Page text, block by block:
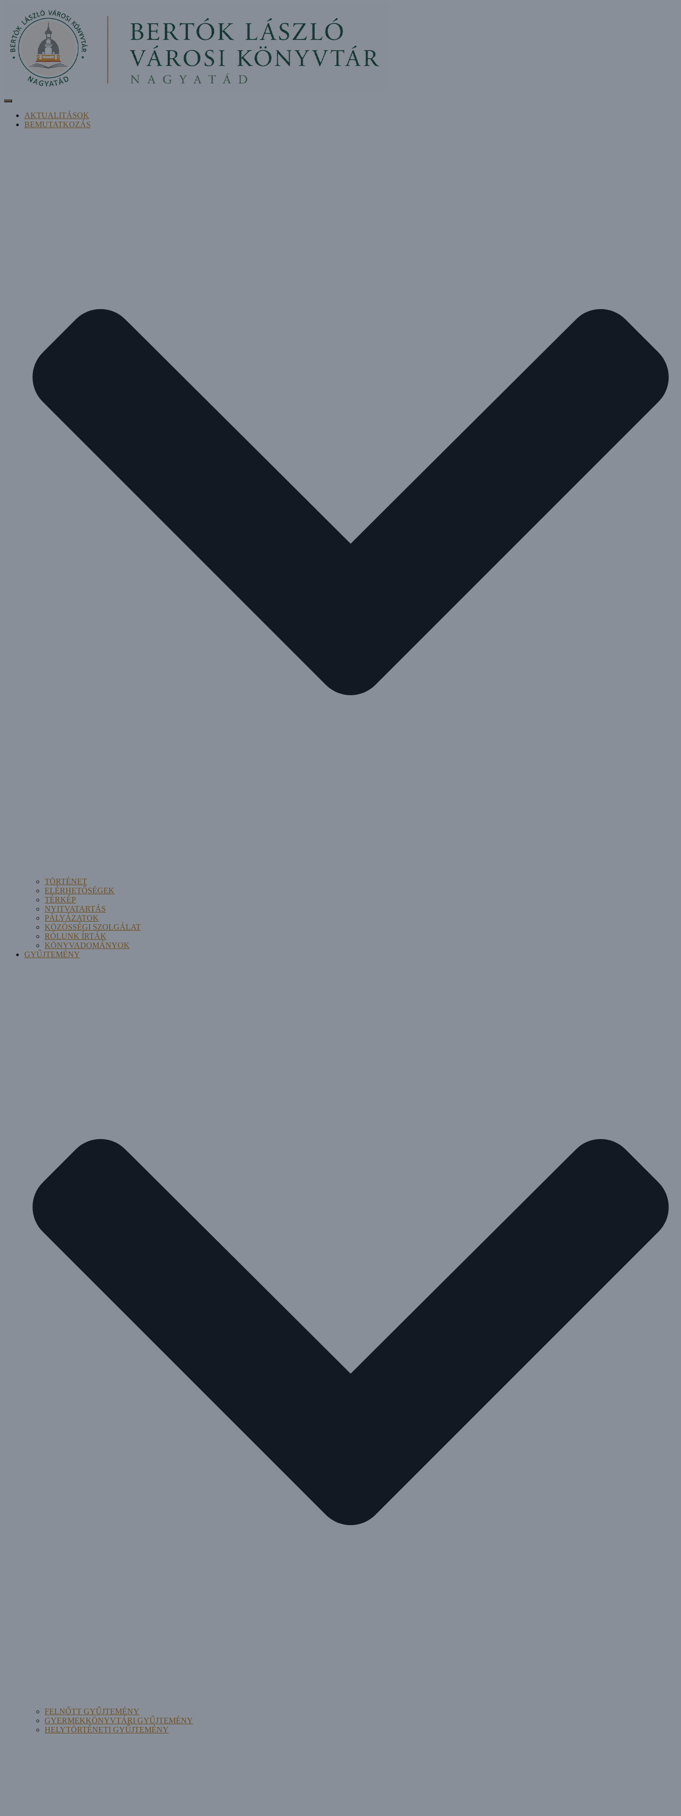
Navigáció be-/kikapcsolása
AKTUALITÁSOK
BEMUTATKOZÁS
TÖRTÉNET
ELÉRHETŐSÉGEK
TÉRKÉP
NYITVATARTÁS
PÁLYÁZATOK
KÖZÖSSÉGI SZOLGÁLAT
RÓLUNK ÍRTÁK
KÖNYVADOMÁNYOK
GYŰJTEMÉNY
FELNŐTT GYŰJTEMÉNY
GYERMEKKÖNYVTÁRI GYŰJTEMÉNY
HELYTÖRTÉNETI GYŰJTEMÉNY